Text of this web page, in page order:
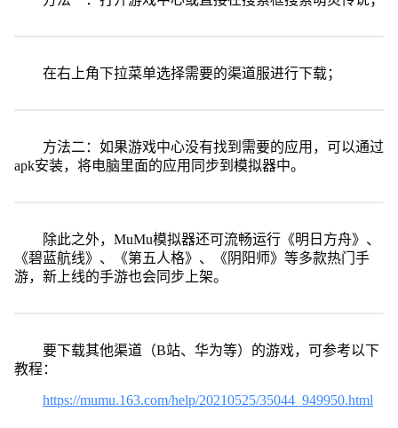
在右上角下拉菜单选择需要的渠道服进行下载；
方法二：如果游戏中心没有找到需要的应用，可以通过
apk安装，将电脑里面的应用同步到模拟器中。
除此之外，MuMu模拟器还可流畅运行《明日方舟》、
《碧蓝航线》、《第五人格》、《阴阳师》等多款热门手
游，新上线的手游也会同步上架。
要下载其他渠道（B站、华为等）的游戏，可参考以下
教程：
https://mumu.163.com/help/20210525/35044_949950.html